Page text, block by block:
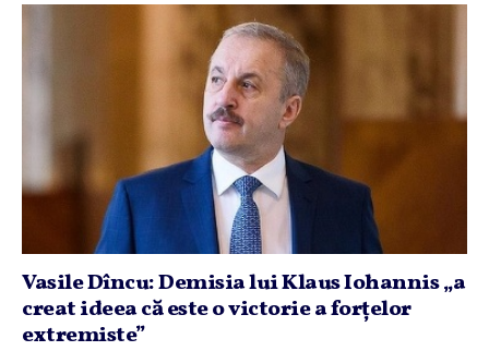
Vasile Dîncu: Demisia lui Klaus Iohannis „a
creat ideea că este o victorie a forţelor
extremiste”